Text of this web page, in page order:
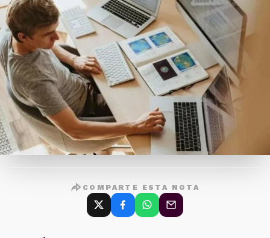
COMPARTE ESTA NOTA